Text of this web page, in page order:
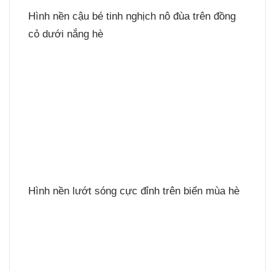
Hình nền cậu bé tinh nghịch nô đùa trên đồng
cỏ dưới nắng hè
Hình nền lướt sóng cực đỉnh trên biển mùa hè